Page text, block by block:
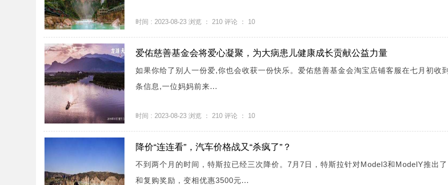
时间 : 2023-08-23 浏览 ： 210 评论 ： 10
爱佑慈善基金会将爱心凝聚，为大病患儿健康成长贡献公益力量
如果你给了别人一份爱,你也会收获一份快乐。爱佑慈善基金会淘宝店铺客服在七月初收
条信息,一位妈妈前来...
时间 : 2023-08-23 浏览 ： 210 评论 ： 10
降价“连连看”，汽车价格战又“杀疯了”？
不到两个月的时间，特斯拉已经三次降价。7月7日，特斯拉针对Model3和ModelY推出
和复购奖励，变相优惠3500元...